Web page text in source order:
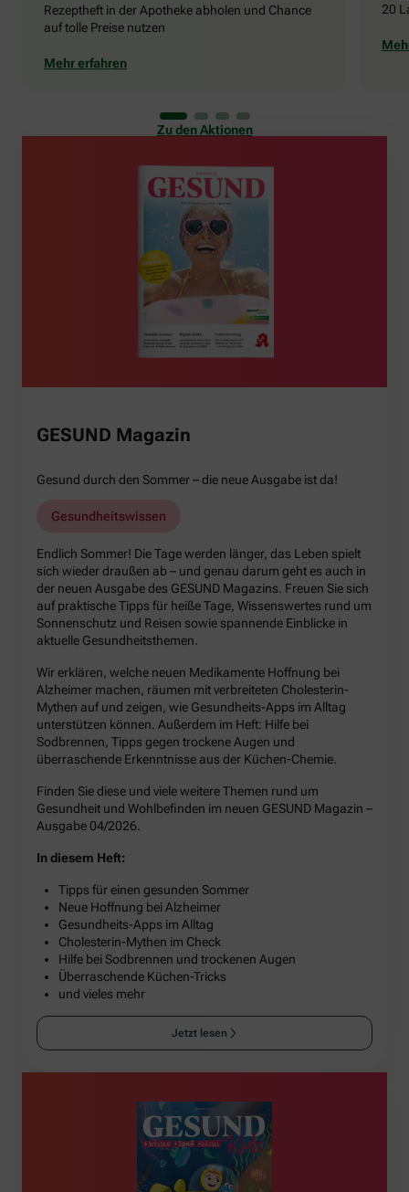
Rezeptheft in der Apotheke abholen und Chance
auf tolle Preise nutzen
Mehr erfahren
20
Zu den Aktionen
GESUND Magazin
Gesund durch den Sommer – die neue Ausgabe ist da!
Gesundheitswissen
Endlich Sommer! Die Tage werden länger, das Leben spielt
sich wieder draußen ab – und genau darum geht es auch in
der neuen Ausgabe des GESUND Magazins. Freuen Sie sich
auf praktische Tipps für heiße Tage, Wissenswertes rund um
Sonnenschutz und Reisen sowie spannende Einblicke in
aktuelle Gesundheitsthemen.
Wir erklären, welche neuen Medikamente Hoffnung bei
Alzheimer machen, räumen mit verbreiteten Cholesterin-
Mythen auf und zeigen, wie Gesundheits-Apps im Alltag
unterstützen können. Außerdem im Heft: Hilfe bei
Sodbrennen, Tipps gegen trockene Augen und
überraschende Erkenntnisse aus der Küchen-Chemie.
Finden Sie diese und viele weitere Themen rund um
Gesundheit und Wohlbefinden im neuen GESUND Magazin –
Ausgabe 04/2026.
In diesem Heft:
Tipps für einen gesunden Sommer
Neue Hoffnung bei Alzheimer
Gesundheits-Apps im Alltag
Cholesterin-Mythen im Check
Hilfe bei Sodbrennen und trockenen Augen
Überraschende Küchen-Tricks
und vieles mehr
Jetzt lesen